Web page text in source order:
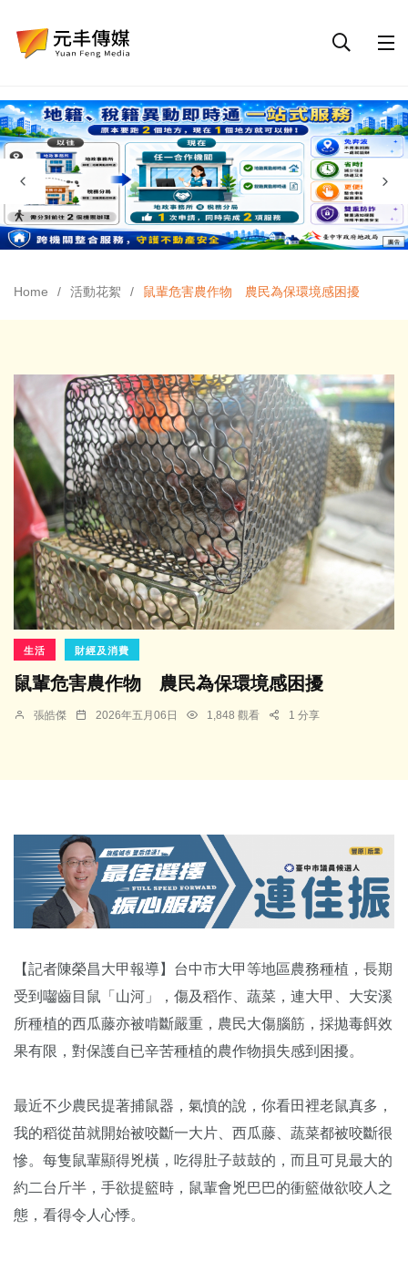
Home 活動花絮 鼠輩危害農作物 農民為保環境感困擾
生活 財經及消費
鼠輩危害農作物 農民為保環境感困擾
張皓傑 2026年五月06日 1,848 觀看 1 分享
【記者陳榮昌大甲報導】台中市大甲等地區農務種植，長期
受到囓齒目鼠「山河」，傷及稻作、蔬菜，連大甲、大安溪
所種植的西瓜藤亦被啃斷嚴重，農民大傷腦筋，採拋毒餌效
果有限，對保護自已辛苦種植的農作物損失感到困擾。
最近不少農民提著捕鼠器，氣憤的說，你看田裡老鼠真多，
我的稻從苗就開始被咬斷一大片、西瓜藤、蔬菜都被咬斷很
慘。每隻鼠輩顯得兇橫，吃得肚子鼓鼓的，而且可見最大的
約二台斤半，手欲提籃時，鼠輩會兇巴巴的衝籃做欲咬人之
態，看得令人心悸。